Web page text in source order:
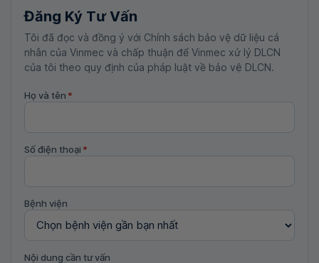
Đăng Ký Tư Vấn
Tôi đã đọc và đồng ý với Chính sách bảo vệ dữ liệu cá
nhân của Vinmec và chấp thuận để Vinmec xử lý DLCN
của tôi theo quy định của pháp luật về bảo vệ DLCN.
Họ và tên *
Số điện thoại *
Bệnh viện
Nội dung cần tư vấn